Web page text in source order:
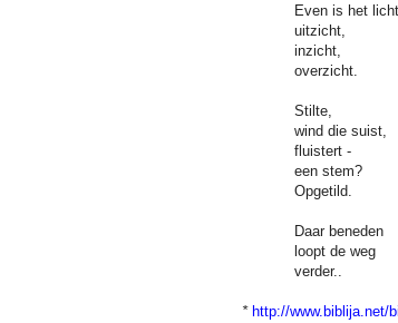
Even is het
uitzicht,
inzicht,
overzicht.
Stilte,
wind die suist,
fluistert -
een stem?
Opgetild.
Daar beneden
loopt de weg
verder..
* http://www.biblija.net/